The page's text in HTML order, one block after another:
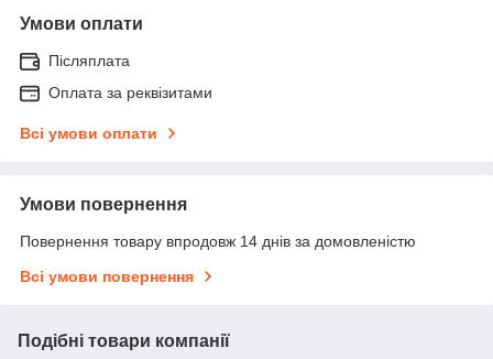
Умови оплати
Післяплата
Оплата за реквізитами
Всі умови оплати
Умови повернення
Повернення товару впродовж 14 днів за домовленістю
Всі умови повернення
Подібні товари компанії